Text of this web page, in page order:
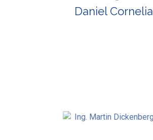
Daniel Cornelia